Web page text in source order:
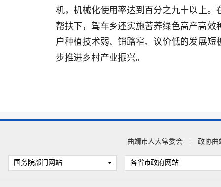
机，机械化使用率达到百分之九十以上
帮扶下，驾车乡还实施苦荞绿色高产高效
户种植技术弱、销路窄、议价低的发展
步推进乡村产业振兴。
曲靖市人大常委会 政协曲
国务院部门网站 各省市政府网站